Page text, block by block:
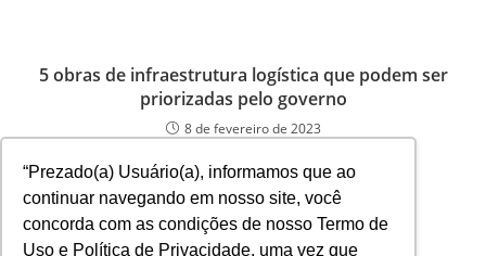
“Prezado(a) Usuário(a), informamos que ao
continuar navegando em nosso site, você
concorda com as condições de nosso Termo de
Uso e Política de Privacidade, uma vez que
5 obras de infraestrutura logística que podem ser
priorizadas pelo governo
8 de fevereiro de 2023